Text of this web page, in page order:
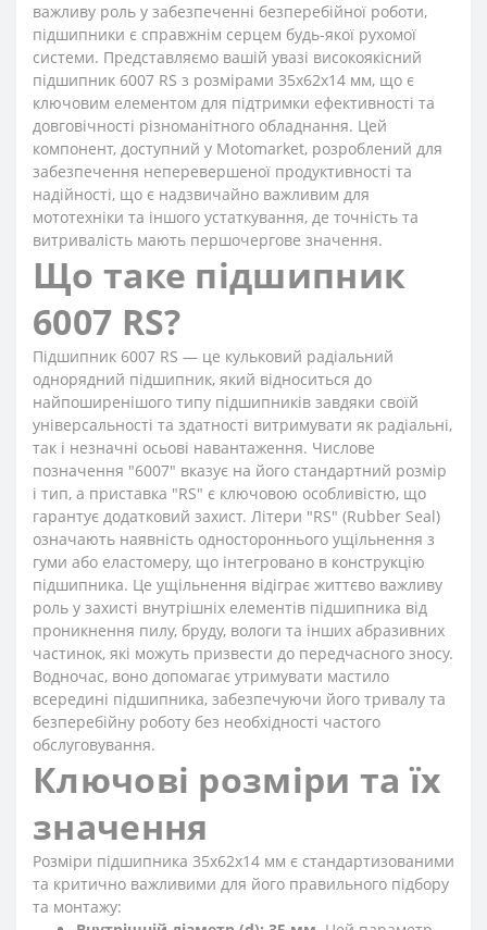
важливу роль у забезпеченні безперебійної роботи,
підшипники є справжнім серцем будь-якої рухомої
системи. Представляємо вашій увазі високоякісний
підшипник 6007 RS з розмірами 35x62x14 мм, що є
ключовим елементом для підтримки ефективності та
довговічності різноманітного обладнання. Цей
компонент, доступний у Motomarket, розроблений для
забезпечення неперевершеної продуктивності та
надійності, що є надзвичайно важливим для
мототехніки та іншого устаткування, де точність та
витривалість мають першочергове значення.
Що таке підшипник
6007 RS?
Підшипник 6007 RS — це кульковий радіальний
однорядний підшипник, який відноситься до
найпоширенішого типу підшипників завдяки своїй
універсальності та здатності витримувати як радіальні,
так і незначні осьові навантаження. Числове
позначення "6007" вказує на його стандартний розмір
і тип, а приставка "RS" є ключовою особливістю, що
гарантує додатковий захист. Літери "RS" (Rubber Seal)
означають наявність одностороннього ущільнення з
гуми або еластомеру, що інтегровано в конструкцію
підшипника. Це ущільнення відіграє життєво важливу
роль у захисті внутрішніх елементів підшипника від
проникнення пилу, бруду, вологи та інших абразивних
частинок, які можуть призвести до передчасного зносу.
Водночас, воно допомагає утримувати мастило
всередині підшипника, забезпечуючи його тривалу та
безперебійну роботу без необхідності частого
обслуговування.
Ключові розміри та їх
значення
Розміри підшипника 35x62x14 мм є стандартизованими
та критично важливими для його правильного підбору
та монтажу: